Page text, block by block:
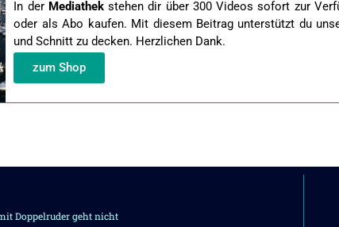
In der Mediathekstehen dir über 300 Videos sofort zur
oder als Abo kaufen. Mit diesem Beitrag unterstützt du
und Schnitt zu decken. Herzlichen Dank.
zum Shop
Doppelruder geht nicht